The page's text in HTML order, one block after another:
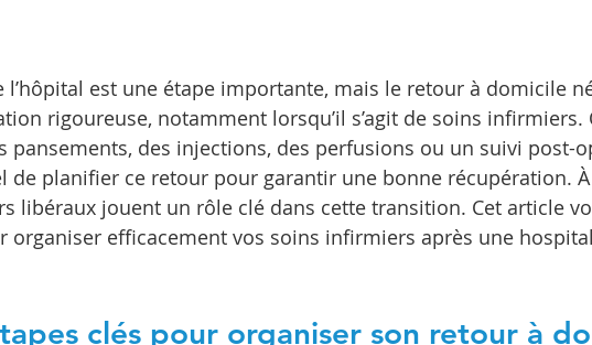
l’hôpital est une étape importante, mais le retour à domicile
rigoureuse, notamment lorsqu’il s’agit de soins infirmiers.
pansements, des injections, des perfusions ou un suivi post-
de planifier ce retour pour garantir une bonne récupération.
libéraux jouent un rôle clé dans cette transition. Cet article
organiser efficacement vos soins infirmiers après une
clés pour organiser son retour à